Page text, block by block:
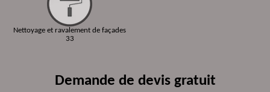
Nettoyage et ravalement de façades
33
Demande de devis gratuit